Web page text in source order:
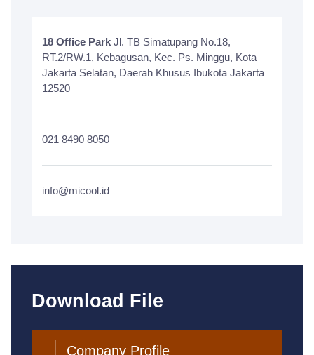
18 Office Park Jl. TB Simatupang No.18,
RT.2/RW.1, Kebagusan, Kec. Ps. Minggu, Kota
Jakarta Selatan, Daerah Khusus Ibukota Jakarta
12520
021 8490 8050
info@micool.id
Download File
Company Profile